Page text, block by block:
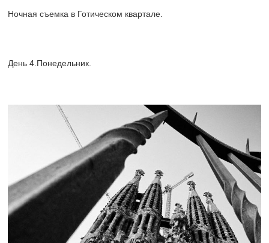
Ночная съемка в Готическом квартале.
День 4.Понедельник.